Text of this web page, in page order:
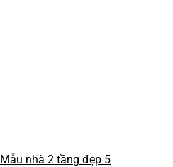
Mẫu nhà 2 tầng đẹp 5